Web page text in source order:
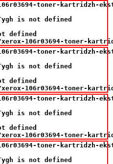
toner-kartridzh-
is not defined
defined
106r03694-toner-
toner-kartridzh-
is not defined
defined
106r03694-toner-
toner-kartridzh-
is not defined
defined
106r03694-toner-
toner-kartridzh-
is not defined